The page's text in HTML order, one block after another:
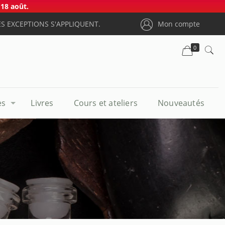
août.
EXCEPTIONS S'APPLIQUENT.
Mon compte
Livres Cours et ateliers Nouveautés
0